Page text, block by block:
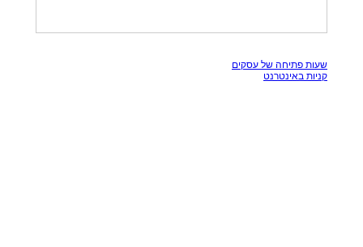
שעות פתיחה של עסקים
קניות באינטרנט